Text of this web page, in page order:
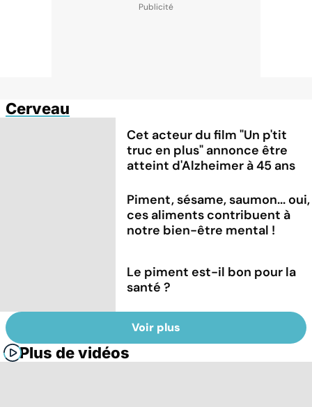
Cerveau
Cet acteur du film "Un p'tit
truc en plus" annonce être
atteint d'Alzheimer à 45 ans
Piment, sésame, saumon... oui,
ces aliments contribuent à
notre bien-être mental !
Le piment est-il bon pour la
santé ?
Voir plus
Plus de vidéos